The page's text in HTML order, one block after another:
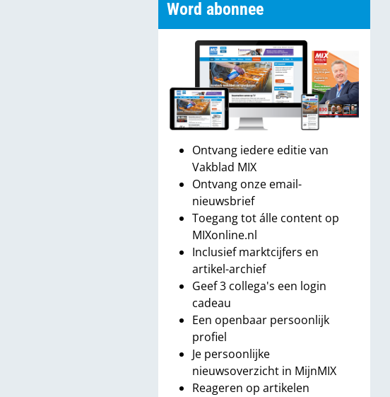
Word abonnee
Ontvang iedere editie van
Vakblad MIX
Ontvang onze email-
nieuwsbrief
Toegang tot álle content op
MIXonline.nl
Inclusief marktcijfers en
artikel-archief
Geef 3 collega's een login
cadeau
Een openbaar persoonlijk
profiel
Je persoonlijke
nieuwsoverzicht in MijnMIX
Reageren op artikelen